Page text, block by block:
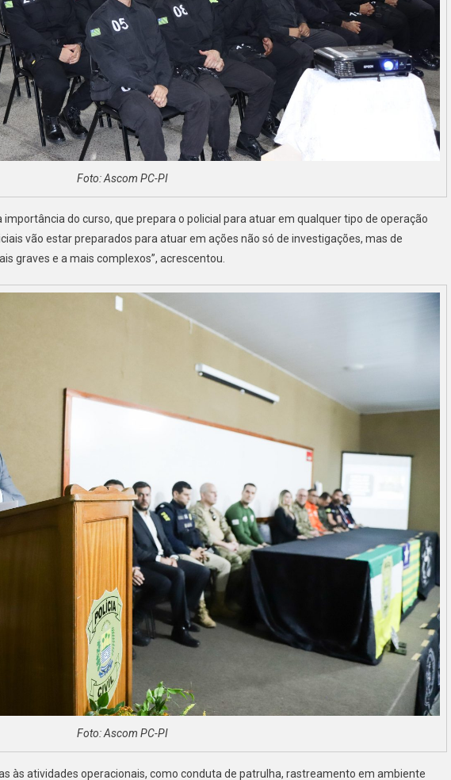
Foto: Ascom PC-PI
importância do curso, que prepara o policial para atuar em qualquer tipo de operação
vão estar preparados para atuar em ações não só de investigações, mas de
graves e a mais complexos”, acrescentou.
Foto: Ascom PC-PI
às atividades operacionais, como conduta de patrulha, rastreamento em ambiente